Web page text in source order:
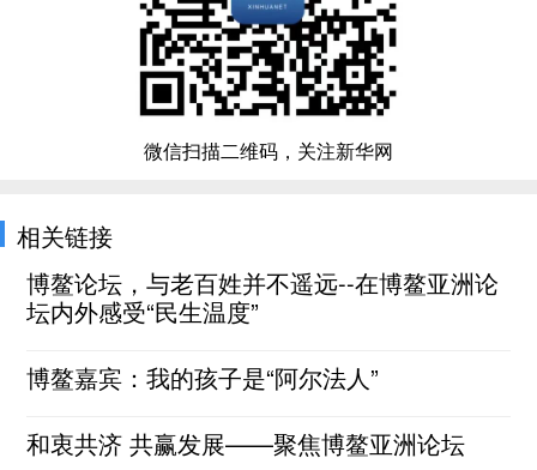
微信扫描二维码，关注新华网
相关链接
博鳌论坛，与老百姓并不遥远--在博鳌亚洲论
坛内外感受“民生温度”
博鳌嘉宾：我的孩子是“阿尔法人”
和衷共济 共赢发展——聚焦博鳌亚洲论坛